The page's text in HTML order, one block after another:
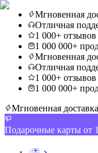
Мгновенная
Отличная
1 000+ отзывов
1 000 000+
Мгновенная
Отличная
1 000+ отзывов
1 000 000+
Мгновенная доставка
Подарочные карты от